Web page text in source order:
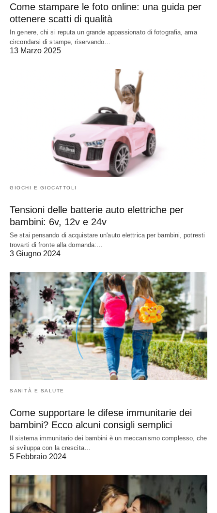
Come stampare le foto online: una guida per
ottenere scatti di qualità
In genere, chi si reputa un grande appassionato di fotografia, ama
circondarsi di stampe, riservando…
13 Marzo 2025
GIOCHI E GIOCATTOLI
Tensioni delle batterie auto elettriche per
bambini: 6v, 12v e 24v
Se stai pensando di acquistare un'auto elettrica per bambini, potresti
trovarti di fronte alla domanda:…
3 Giugno 2024
SANITÀ E SALUTE
Come supportare le difese immunitarie dei
bambini? Ecco alcuni consigli semplici
Il sistema immunitario dei bambini è un meccanismo complesso, che
si sviluppa con la crescita…
5 Febbraio 2024